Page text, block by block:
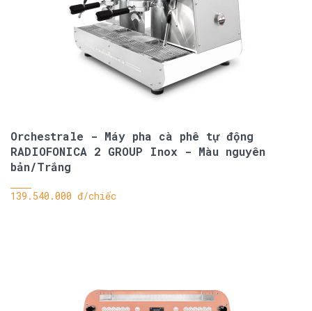
Orchestrale - Máy pha cà phê tự động
RADIOFONICA 2 GROUP Inox - Màu nguyên
bản/Trắng
139.540.000 đ/chiếc